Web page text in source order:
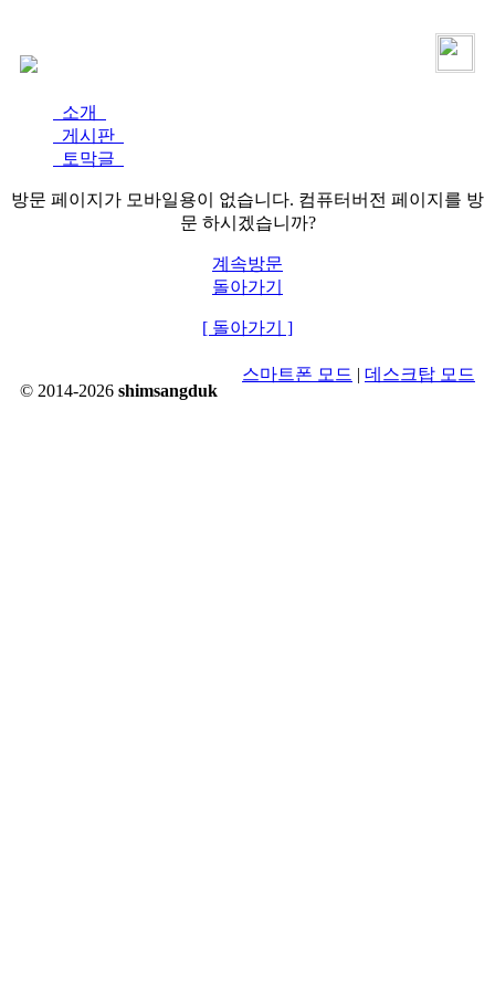
소개
게시판
토막글
방문 페이지가 모바일용이 없습니다. 컴퓨터버전 페이지를 방
문 하시겠습니까?
계속방문
돌아가기
[ 돌아가기 ]
© 2014-2026 shimsangduk
스마트폰 모드 | 데스크탑 모드